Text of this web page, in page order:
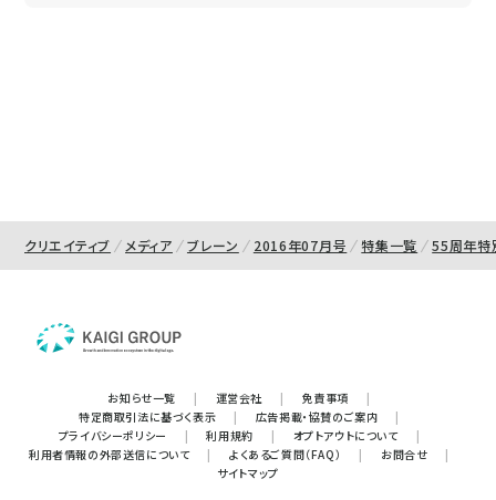
クリエイティブ メディア ブレーン 2016年07月号 特集一覧 55周年特
お知らせ一覧 | 運営会社 | 免責事項
|
特定商取引法に基づく表示
| 広告掲載・協賛のご案内
|
プライバシーポリシー
| 利用規約 | オプトアウトについて
|
利用者情報の外部送信について
| よくあるご質問（FAQ） | お問合せ
|
サイトマップ